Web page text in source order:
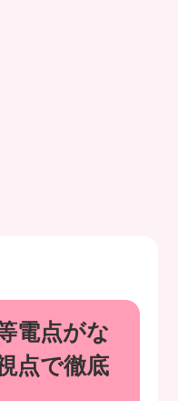
電点がな
点で徹底